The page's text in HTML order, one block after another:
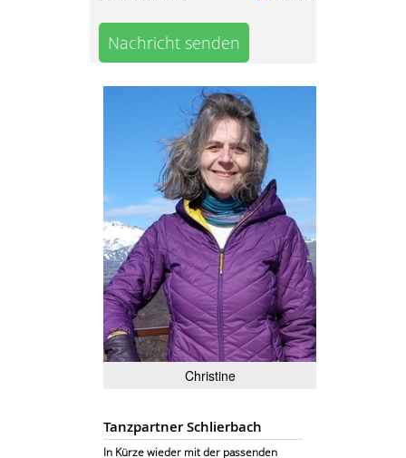
Nachricht senden
Christine
Tanzpartner Schlierbach
In Kürze wieder mit der passenden